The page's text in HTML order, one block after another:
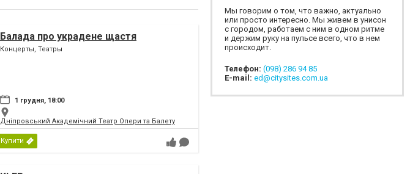
Балада про украдене щастя
Концерты, Театры
1 грудня, 18:00
Дніпровський Академічний Театр Опери та Балету
Купити
Мы говорим о том, что важно, актуально
или просто интересно. Мы живем в унисон
с городом, работаем с ним в одном ритме
и держим руку на пульсе всего, что в нем
происходит.
Телефон: (098) 286 94 85
E-mail: ed@citysites.com.ua